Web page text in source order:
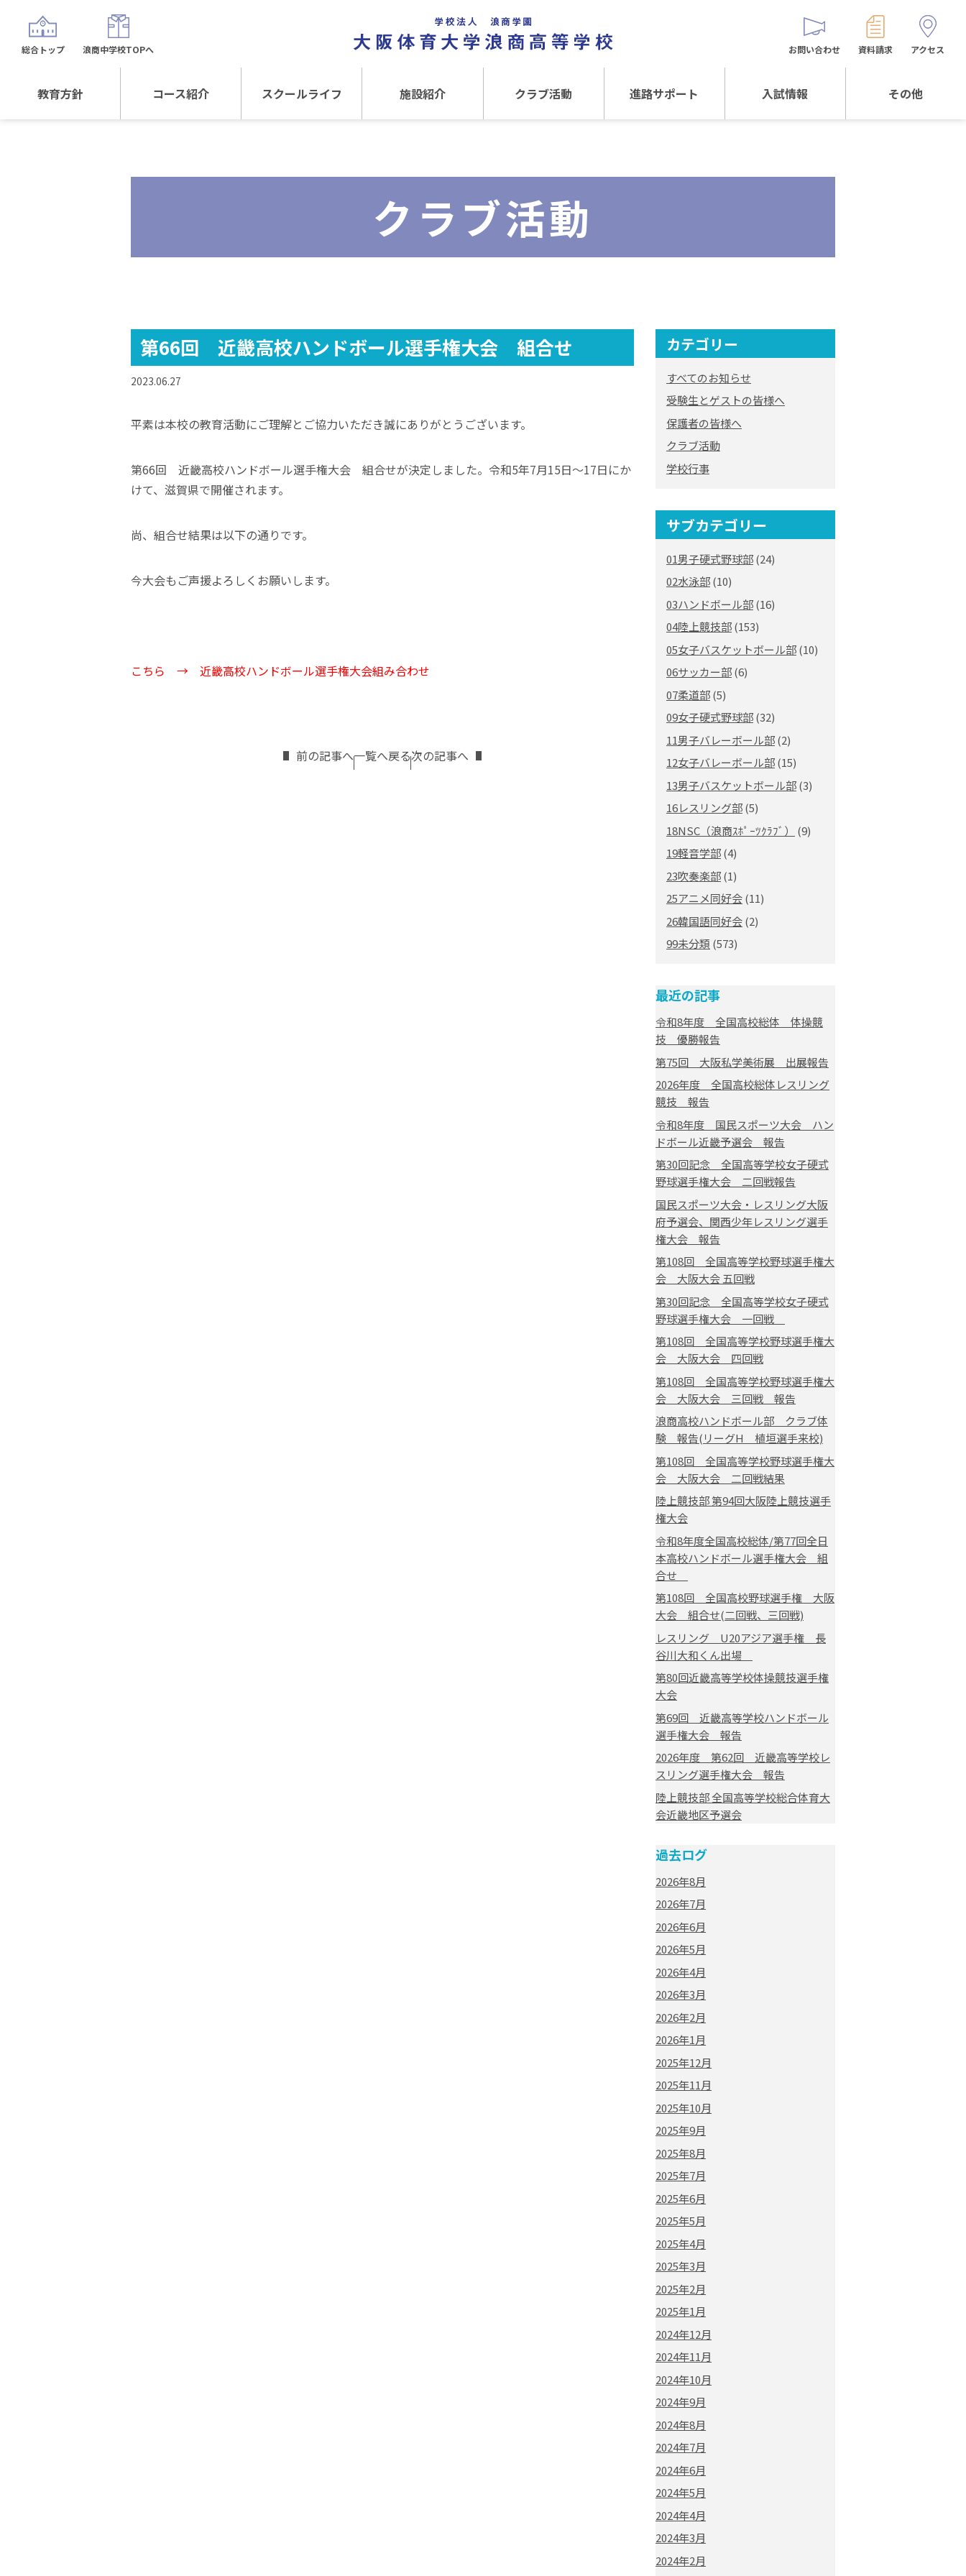
教育方針 コース紹介 スクールライフ 施設紹介 クラブ活動
文化クラブ
進路サポート 入試情報 その他
お問い合わせ 資料請求 アクセス
総合トップ 浪商中学校TOPへ
クラブ活動
第66回 近畿高校ハンドボール選手権大会 組合せ
2023.06.27
平素は本校の教育活動にご理解とご協力いただき誠にありがとうございます。
第66回 近畿高校ハンドボール選手権大会 組合せが決定しました。令和5年7月15日～17日にか
けて、滋賀県で開催されます。
尚、組合せ結果は以下の通りです。
今大会もご声援よろしくお願いします。
こちら → 近畿高校ハンドボール選手権大会組み合わせ
前の記事へ一覧へ戻る次の記事へ
カテゴリー
すべてのお知らせ
受験生とゲストの皆様へ
保護者の皆様へ
クラブ活動
学校行事
サブカテゴリー
01男子硬式野球部(24)
02水泳部(10)
03ハンドボール部(16)
04陸上競技部(153)
05女子バスケットボール部(10)
06サッカー部(6)
07柔道部(5)
09女子硬式野球部(32)
11男子バレーボール部(2)
12女子バレーボール部(15)
13男子バスケットボール部(3)
16レスリング部(5)
18NSC（浪商ｽﾎﾟｰﾂｸﾗﾌﾞ）
(9)
19軽音学部(4)
23吹奏楽部(1)
25アニメ同好会(11)
26韓国語同好会(2)
99未分類 (573)
最近の記事
令和8年度 全国高校総体 体操競
技 優勝報告
第75回 大阪私学美術展 出展報告
2026年度 全国高校総体レスリング
競技 報告
令和8年度 国民スポーツ大会 ハン
ドボール近畿予選会 報告
第30回記念 全国高等学校女子硬式
野球選手権大会 二回戦報告
国民スポーツ大会・レスリング大阪
府予選会、関西少年レスリング選手
権大会 報告
第108回 全国高等学校野球選手権大
会 大阪大会 五回戦
第30回記念 全国高等学校女子硬式
野球選手権大会 一回戦
第108回 全国高等学校野球選手権大
会 大阪大会 四回戦
第108回 全国高等学校野球選手権大
会 大阪大会 三回戦 報告
浪商高校ハンドボール部 クラブ体
験 報告(リーグH 植垣選手来校)
第108回 全国高等学校野球選手権大
会 大阪大会 二回戦結果
陸上競技部 第94回大阪陸上競技選手
権大会
令和8年度全国高校総体/第77回全日
本高校ハンドボール選手権大会 組
合せ
第108回 全国高校野球選手権 大阪
大会 組合せ(二回戦、三回戦)
レスリング U20アジア選手権 長
谷川大和くん出場
第80回近畿高等学校体操競技選手権
大会
第69回 近畿高等学校ハンドボール
選手権大会 報告
2026年度 第62回 近畿高等学校レ
スリング選手権大会 報告
陸上競技部 全国高等学校総合体育大
会近畿地区予選会
過去ログ
2026年8月
2026年7月
2026年6月
2026年5月
2026年4月
2026年3月
2026年2月
2026年1月
2025年12月
2025年11月
2025年10月
2025年9月
2025年8月
2025年7月
2025年6月
2025年5月
2025年4月
2025年3月
2025年2月
2025年1月
2024年12月
2024年11月
2024年10月
2024年9月
2024年8月
2024年7月
2024年6月
2024年5月
2024年4月
2024年3月
2024年2月